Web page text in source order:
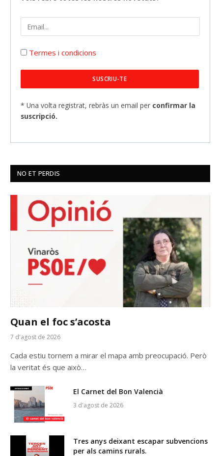
Termes i condicions
* Una volta registrat, rebràs un email per confirmar la
suscripció.
NO ET PERDIS
Quan el foc s’acosta
7 d'agost de 2026
Cada estiu tornem a mirar el mapa amb preocupació. Però
la veritat és que això…
El Carnet del Bon Valencià
3 d'agost de 2026
Tres anys deixant escapar subvencions
per als camins rurals.